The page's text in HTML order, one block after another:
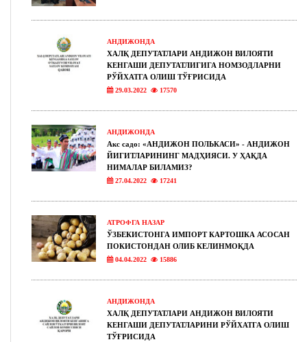
АНДИЖОНДА
ХАЛҚ ДЕПУТАТЛАРИ АНДИЖОН ВИЛОЯТИ
КЕНГАШИ ДЕПУТАТЛИГИГА НОМЗОДЛАРНИ
РЎЙХАТГА ОЛИШ ТЎҒРИСИДА
29.03.2022 17570
АНДИЖОНДА
Акс садо: «АНДИЖОН ПОЛЬКАСИ» - АНДИЖОН
ЙИГИТЛАРИНИНГ МАДҲИЯСИ. У ҲАҚДА
НИМАЛАР БИЛАМИЗ?
27.04.2022 17241
АТРОФГА НАЗАР
ЎЗБЕКИСТОНГА ИМПОРТ КАРТОШКА АСОСАН
ПОКИСТОНДАН ОЛИБ КЕЛИНМОҚДА
04.04.2022 15886
АНДИЖОНДА
ХАЛҚ ДЕПУТАТЛАРИ АНДИЖОН ВИЛОЯТИ
КЕНГАШИ ДЕПУТАТЛАРИНИ РЎЙХАТГА ОЛИШ
ТЎҒРИСИДА